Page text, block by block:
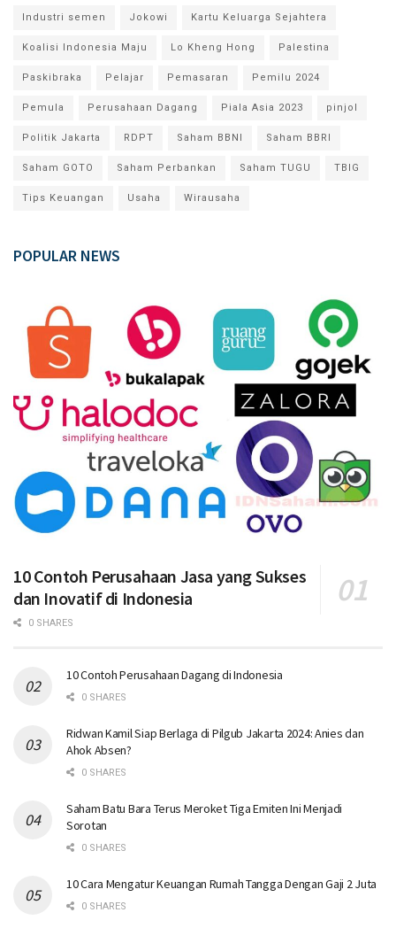
Industri semen Jokowi Kartu Keluarga Sejahtera
Koalisi Indonesia Maju Lo Kheng Hong Palestina
Paskibraka Pelajar Pemasaran Pemilu 2024
Pemula Perusahaan Dagang Piala Asia 2023 pinjol
Politik Jakarta RDPT Saham BBNI Saham BBRI
Saham GOTO Saham Perbankan Saham TUGU TBIG
Tips Keuangan Usaha Wirausaha
POPULAR NEWS
10 Contoh Perusahaan Jasa yang Sukses
dan Inovatif di Indonesia
0 SHARES
10 Contoh Perusahaan Dagang di Indonesia
0 SHARES
Ridwan Kamil Siap Berlaga di Pilgub Jakarta 2024: Anies dan
Ahok Absen?
0 SHARES
Saham Batu Bara Terus Meroket Tiga Emiten Ini Menjadi
Sorotan
0 SHARES
10 Cara Mengatur Keuangan Rumah Tangga Dengan Gaji 2 Juta
0 SHARES